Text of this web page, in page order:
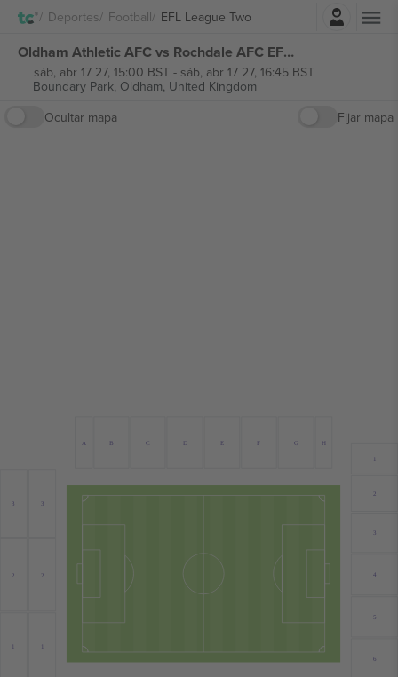
Deportes Football EFL League Two
Iniciar sesión
Oldham Athletic AFC vs Rochdale AFC EFL League Two entradas
sáb, abr 17 27, 15:00 BST- sáb, abr 17 27, 16:45 BST
Boundary Park, Oldham, United Kingdom
Ocultar mapa
Fijar mapa
H
G
F
E
D
C
B
A
6
5
4
2
1
1
2 2